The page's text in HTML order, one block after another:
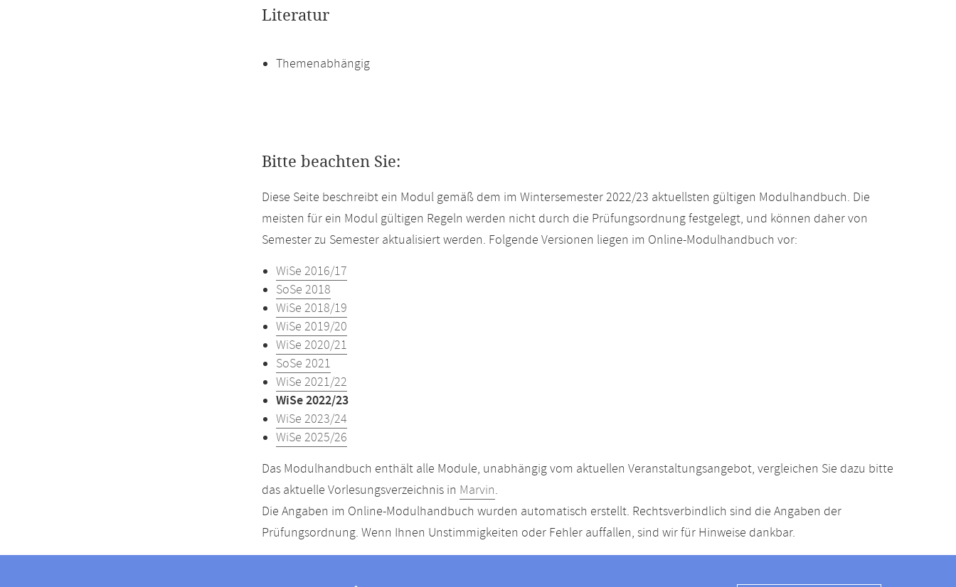
Literatur
Themenabhängig
Bitte beachten Sie:
Diese Seite beschreibt ein Modul gemäß dem im Wintersemester 2022/23 aktuellsten gültigen Modulhandbuch. Die
meisten für ein Modul gültigen Regeln werden nicht durch die Prüfungsordnung festgelegt, und können daher von
Semester zu Semester aktualisiert werden. Folgende Versionen liegen im Online-Modulhandbuch vor:
WiSe 2016/17
SoSe 2018
WiSe 2018/19
WiSe 2019/20
WiSe 2020/21
SoSe 2021
WiSe 2021/22
WiSe 2022/23
WiSe 2023/24
WiSe 2025/26
Das Modulhandbuch enthält alle Module, unabhängig vom aktuellen Veranstaltungsangebot, vergleichen Sie dazu bitte
das aktuelle Vorlesungsverzeichnis in Marvin.
Die Angaben im Online-Modulhandbuch wurden automatisch erstellt. Rechtsverbindlich sind die Angaben der
Prüfungsordnung. Wenn Ihnen Unstimmigkeiten oder Fehler auffallen, sind wir für Hinweise dankbar.